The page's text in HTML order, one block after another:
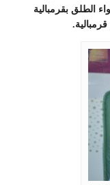
2019 بمسرح الهواء الطلق بقرمبالية
قرمبالية.